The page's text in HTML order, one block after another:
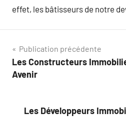
effet, les bâtisseurs de notre
Navigation
de
Publication précédente
Les Constructeurs
Avenir
Les Développeurs